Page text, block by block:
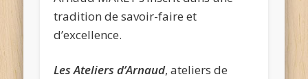
tradition de savoir-faire et
d’excellence.
Les Ateliers d’Arnaud, ateliers de